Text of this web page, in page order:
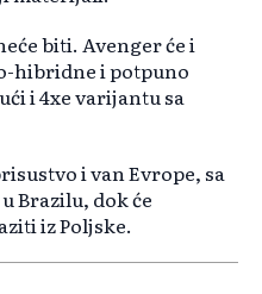
biti. Avenger će i
hibridne i potpuno
i 4xe varijantu sa
i van Evrope, sa
Brazilu, dok će
iz Poljske.